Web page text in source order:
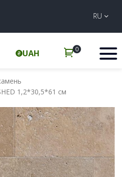
RU
UAH 0
1,2*30,5*61 см